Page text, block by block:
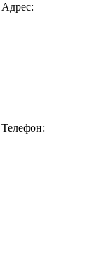
Адрес:
Телефон: